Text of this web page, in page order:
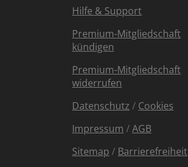
Hilfe & Support
Premium-Mitgliedschaft
kündigen
Premium-Mitgliedschaft
widerrufen
Datenschutz / Cookies
Impressum /AGB
Sitemap / Barrierefreiheit